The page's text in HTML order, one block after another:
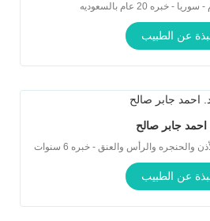
20 عام بالسعوديه
عن الطبيب
احمد جابر صالح
والرأس والعنق - خبره 6 سنوات
عن الطبيب